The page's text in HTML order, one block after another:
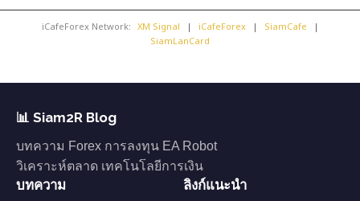
iCafeForex Network: XM Signal | iCafeForex | SiamCafe
|
SiamLanCard
📊 Siam2R Blog
บทความ Forex การลงทุน EA Robot
วิเคราะห์ตลาด เทคโนโลยีการเงิน
บทความ ลิงก์แนะนำ